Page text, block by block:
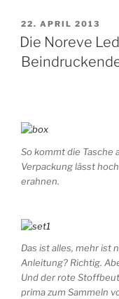
VERÖFFENTLICHT
AM
22. APRIL 2013
Die Noreve
So kommt die Tasche
Verpackung lässt
erahnen.
Das ist alles, mehr ist
Anleitung? Richtig.
Und der rote
prima zum Sammeln